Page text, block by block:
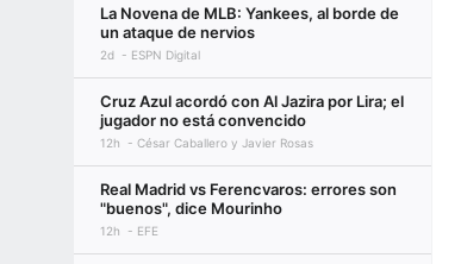
La Novena de MLB: Yankees, al borde de
un ataque de nervios
2d ESPN Digital
Cruz Azul acordó con Al Jazira por Lira; el
jugador no está convencido
12h César Caballero y Javier Rosas
Real Madrid vs Ferencvaros: errores son
"buenos", dice Mourinho
12h EFE